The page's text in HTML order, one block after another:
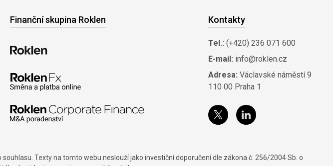
Finanční skupina Roklen Kontakty
Tel.: (+420) 236 071 600
E-mail: info@roklen.cz
Adresa: Václavské náměstí 9
110 00 Praha 1
Texty na tomto webu neslouží jako investiční doporučení dle zákona č. 256/2004 Sb. o